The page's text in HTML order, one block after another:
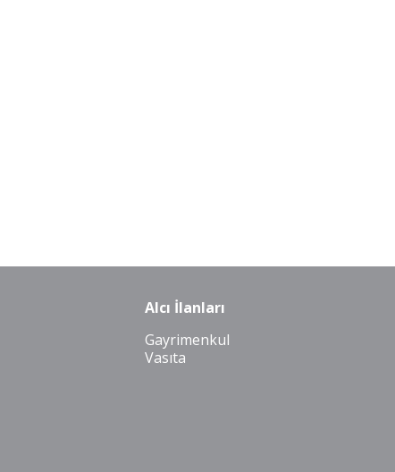
Alcı İlanları
Gayrimenkul
Vasıta